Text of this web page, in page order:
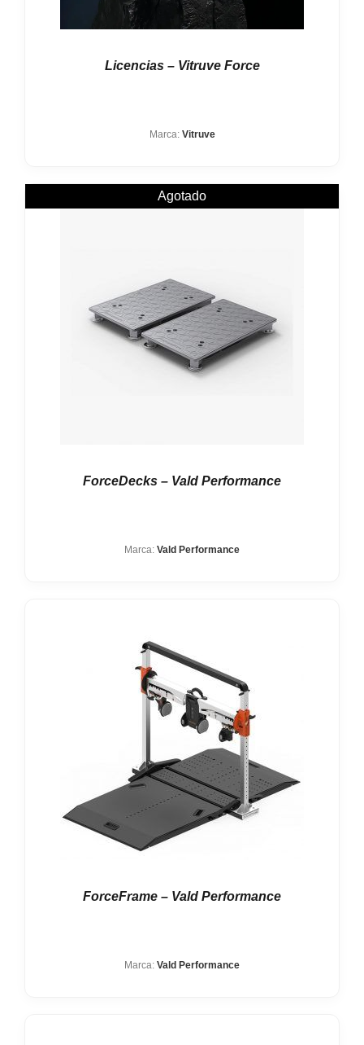
Licencias – Vitruve Force
Marca: Vitruve
Agotado
ForceDecks – Vald Performance
Marca: Vald Performance
ForceFrame – Vald Performance
Marca: Vald Performance